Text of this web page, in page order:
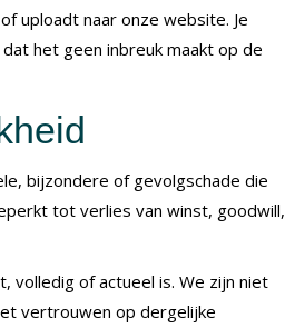
uploadt naar onze website. Je
het geen inbreuk maakt op de
bijzondere of gevolgschade die
tot verlies van winst, goodwill,
volledig of actueel is. We zijn niet
vertrouwen op dergelijke